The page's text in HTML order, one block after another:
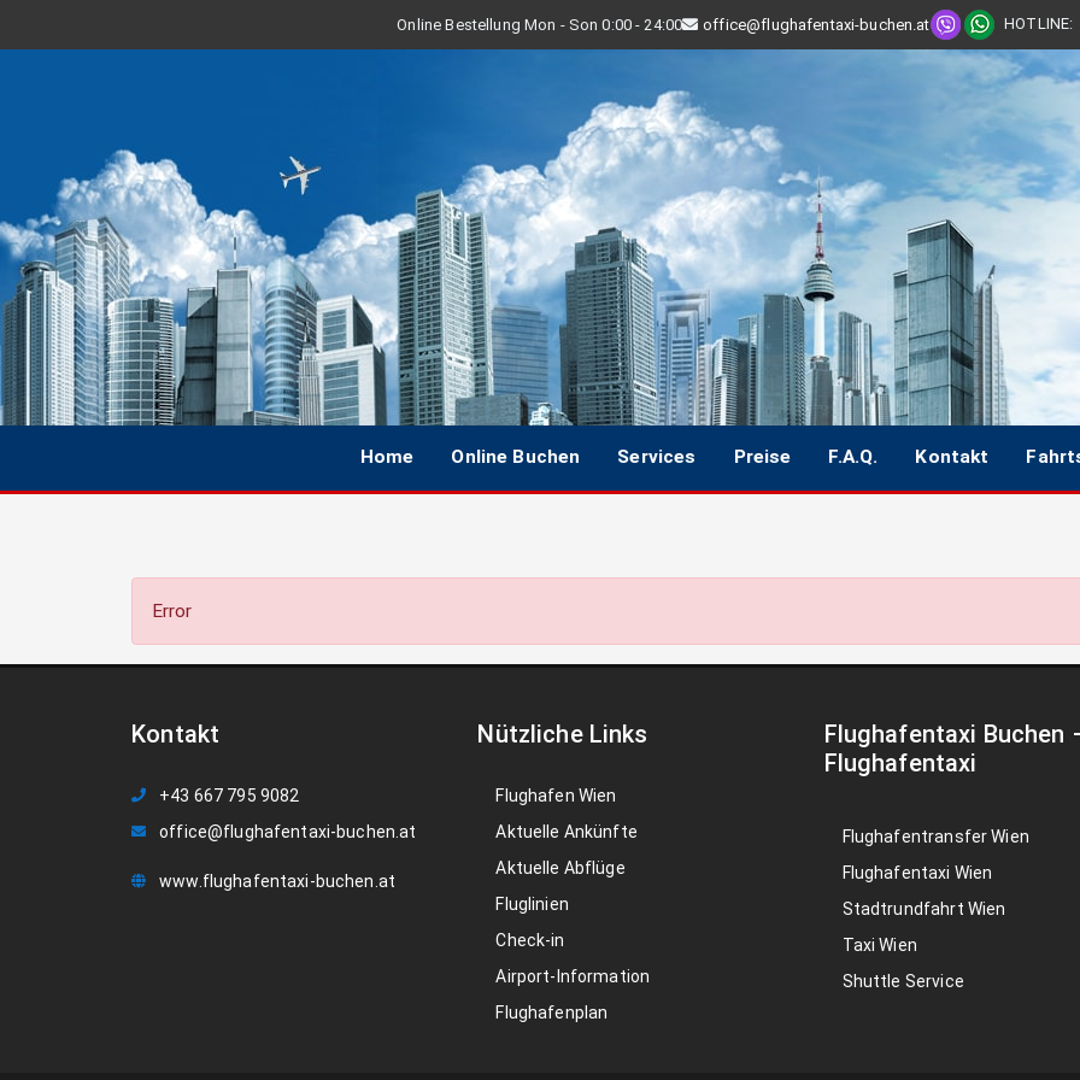
Online Bestellung Mon - Son 0:00 - 24:00 office@flughafentaxi-buchen.at HOTLINE:
Home Online Buchen Services Preise F.A.Q. Kontakt
Error
Kontakt
+43 667 795 9082
office@flughafentaxi-buchen.at
www.flughafentaxi-buchen.at
Nützliche Links
Flughafen Wien
Aktuelle Ankünfte
Aktuelle Abflüge
Fluglinien
Check-in
Airport-Information
Flughafenplan
Flughafentaxi Buchen
Flughafentaxi
Flughafentransfer Wien
Flughafentaxi Wien
Stadtrundfahrt Wien
Taxi Wien
Shuttle Service